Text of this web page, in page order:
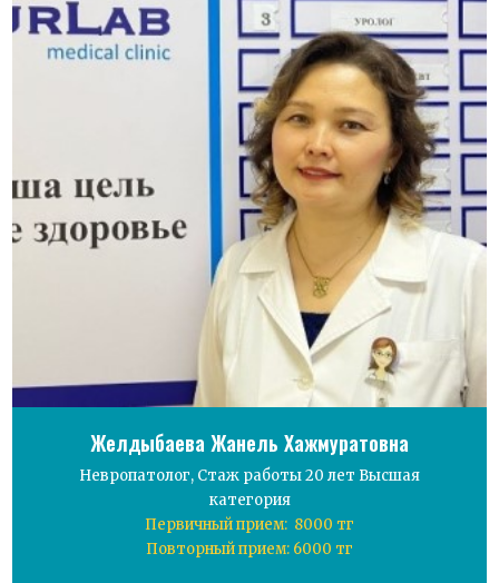
Желдыбаева Жанель Хажмуратовна
Невропатолог, Стаж работы 20 лет Высшая
категория
Первичный прием: 8000 тг
Повторный прием: 6000 тг